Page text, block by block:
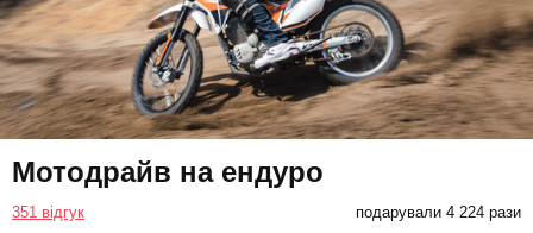
Мотодрайв на ендуро
351 відгук подарували 4 224 рази